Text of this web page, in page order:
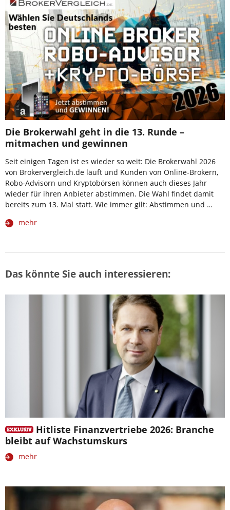
Die Brokerwahl geht in die 13. Runde –
mitmachen und gewinnen
Seit einigen Tagen ist es wieder so weit: Die Brokerwahl 2026
von Brokervergleich.de läuft und Kunden von Online-Brokern,
Robo-Advisorn und Kryptobörsen können auch dieses Jahr
wieder für ihren Anbieter abstimmen. Die Wahl findet damit
bereits zum 13. Mal statt. Wie immer gilt: Abstimmen und …
mehr
Das könnte Sie auch interessieren:
Hitliste Finanzvertriebe 2026: Branche
bleibt auf Wachstumskurs
mehr